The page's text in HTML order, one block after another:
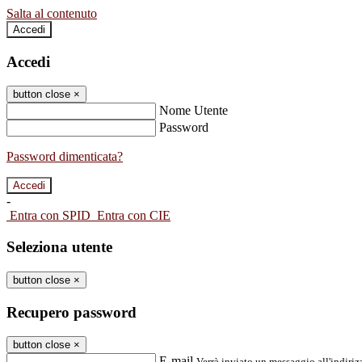
Salta al contenuto
Accedi
Accedi
button close ×
Nome Utente
Password
Password dimenticata?
-
Entra con SPID Entra con CIE
Seleziona utente
button close ×
Recupero password
button close ×